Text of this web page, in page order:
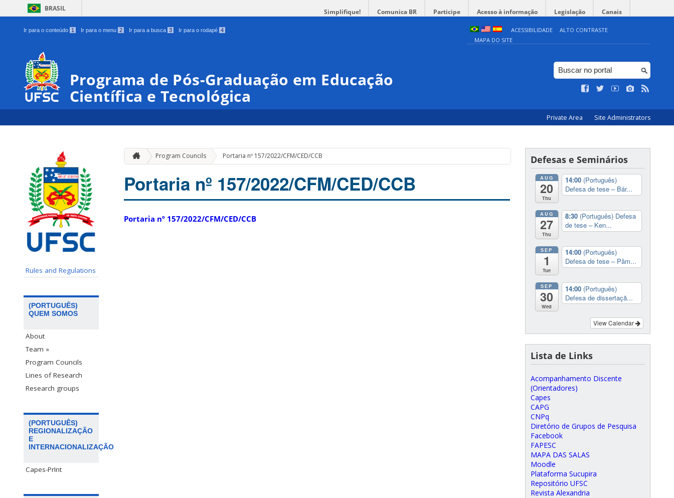
BRASIL Simplifique! Comunica BR Participe Acesso à informação Legislação Canais
Ir para o conteúdo 1 Ir para o menu 2 Ir para a busca 3 Ir para o rodapé 4 ACESSIBILIDADE
ALTO CONTRASTE
MAPA DO SITE
Programa de Pós-Graduação em Educação
Científica e Tecnológica
Private Area Site Administrators
Rules and Regulations
(PORTUGUÊS)
QUEM SOMOS
About
Team »
Program Councils
Lines of Research
Research groups
(PORTUGUÊS)
REGIONALIZAÇÃO
E
INTERNACIONALIZAÇÃO
Capes-PrInt
Program Councils Portaria nº 157/2022/CFM/CED/CCB
Portaria nº 157/2022/CFM/CED/CCB
Portaria nº 157/2022/CFM/CED/CCB
Defesas e Seminários
AUG
20
Thu
14:00 (Português)
Defesa de tese – Bár...
AUG
27
Thu
8:30 (Português) Defesa
de tese – Ken...
SEP
1
Tue
14:00 (Português)
Defesa de tese – Pâm...
SEP
30
Wed
14:00 (Português)
Defesa de dissertaçã...
View Calendar
Lista de Links
Acompanhamento Discente
(Orientadores)
Capes
CAPG
CNPq
Diretório de Grupos de Pesquisa
Facebook
FAPESC
MAPA DAS SALAS
Moodle
Plataforma Sucupira
Repositório UFSC
Revista Alexandria